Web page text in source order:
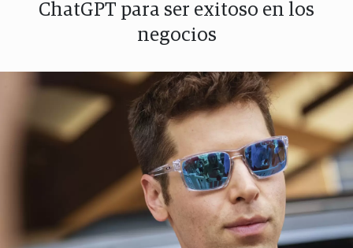
ChatGPT para ser exitoso en los
negocios